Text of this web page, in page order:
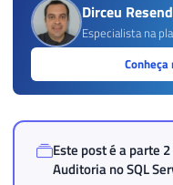
Dirceu
Especialista na
Este post é a parte
Auditoria no SQL